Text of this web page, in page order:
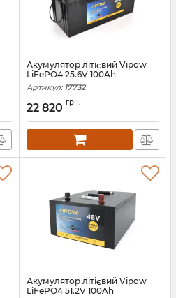
Акумулятор літієвий Vipow
LiFePO4 25.6V 100Ah
Артикул: 17732
22 820 грн.
Акумулятор літієвий Vipow
LiFePO4 51.2V 100Ah